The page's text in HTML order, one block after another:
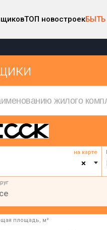
ТОП новостроекБЫТЬ
на карте
×
площадь, м²